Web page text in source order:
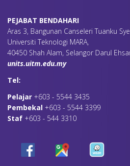
PEJABAT BENDAHARI
Aras 3, Bangunan Canseleri Tuanku
Universiti Teknologi MARA,
40450 Shah Alam, Selangor Darul
units.uitm.edu.my
Tel:
Pelajar +603 - 5544 3435
Pembekal +603 - 5544 3399
Staf +603 - 544 3310